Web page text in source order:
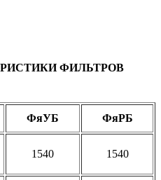
ФИЛЬТРОВ
ФяУБ
ФяРБ
1540 1540